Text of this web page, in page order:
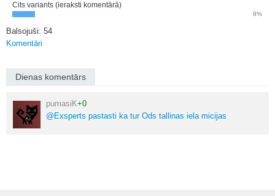
Cits variants (ieraksti komentārā)
9%
Balsojuši: 54
Komentāri
Dienas komentārs
pumasiK+0
@Exsperts pastasti ka tur Ods tallinas iela micijas